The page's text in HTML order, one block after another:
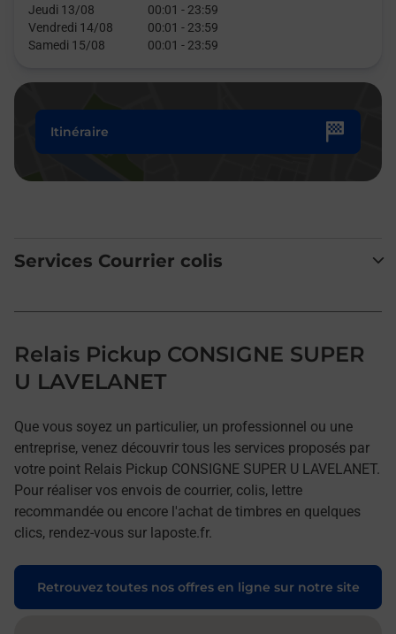
Jeudi 13/08
00:01 - 23:59
Vendredi 14/08
00:01 - 23:59
Samedi 15/08
00:01 - 23:59
Itinéraire
Services Courrier colis
Relais Pickup CONSIGNE SUPER
U LAVELANET
Que vous soyez un particulier, un professionnel ou une
entreprise, venez découvrir tous les services proposés par
votre point Relais Pickup CONSIGNE SUPER U LAVELANET.
Pour réaliser vos envois de courrier, colis, lettre
recommandée ou encore l'achat de timbres en quelques
clics, rendez-vous sur laposte.fr.
Retrouvez toutes nos offres en ligne sur notre site